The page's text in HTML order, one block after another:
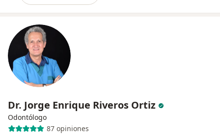
Dr. Jorge Enrique Riveros Ortiz
Odontólogo
87 opiniones